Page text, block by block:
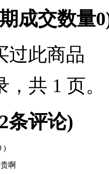
成交数量0
过此商品
，共 1 页。
2条评论)
)
啊